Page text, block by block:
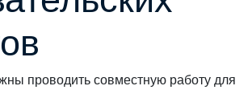
проводить совместную работу для